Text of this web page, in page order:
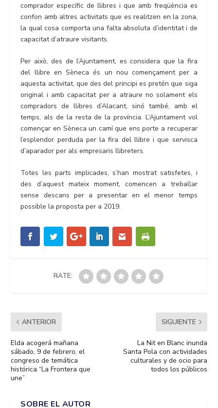
comprador específic de llibres i que amb freqüència es
confon amb altres activitats que es realitzen en la zona,
la qual cosa comporta una falta absoluta d’identitat i de
capacitat d’atraure visitants.
Per això, des de l’Ajuntament, es considera que la fira
del llibre en Sèneca és un nou començament per a
aquesta activitat, que des del principi es pretén que siga
original i amb capacitat per a atraure no solament els
compradors de llibres d’Alacant, sinó també, amb el
temps, als de la resta de la província. L’Ajuntament vol
començar en Sèneca un camí que ens porte a recuperar
l’esplendor perduda per la fira del llibre i que servisca
d’aparador per als empresaris llibreters.
Totes les parts implicades, s’han mostrat satisfetes, i
des d’aquest mateix moment, comencen a treballar
sense descans per a presentar en el menor temps
possible la proposta per a 2019.
RATE:
ANTERIOR
Elda acogerá mañana
sábado, 9 de febrero, el
congreso de temática
histórica “La Frontera que
une”
SIGUIENTE
La Nit en Blanc inunda
Santa Pola con actividades
culturales y de ocio para
todos los públicos
SOBRE EL AUTOR